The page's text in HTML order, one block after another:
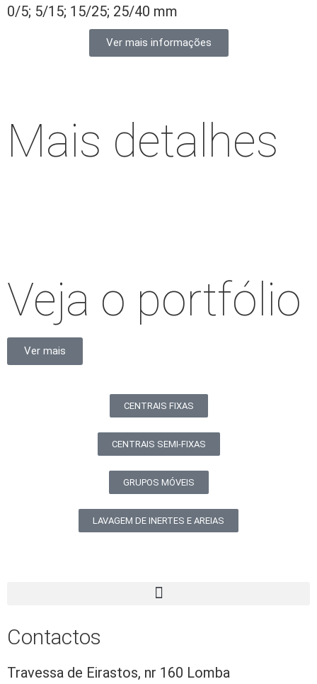
0/5; 5/15; 15/25; 25/40 mm
Ver mais informações
Mais detalhes
Veja o portfólio
Ver mais
CENTRAIS FIXAS
CENTRAIS SEMI-FIXAS
GRUPOS MÓVEIS
LAVAGEM DE INERTES E AREIAS
Contactos
Travessa de Eirastos, nr 160 Lomba